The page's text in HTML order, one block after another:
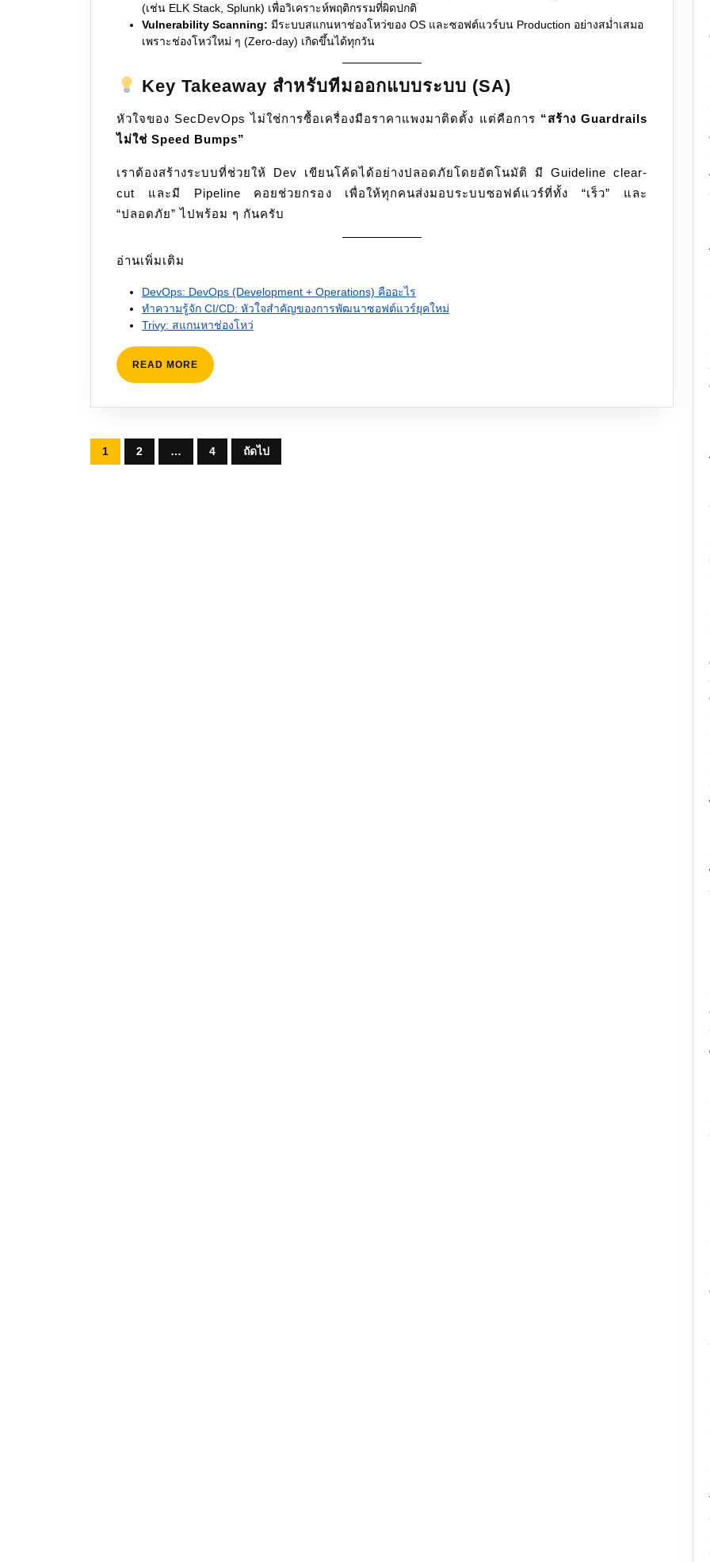
(เช่น ELK Stack, Splunk) เพื่อวิเคราะห์พฤติกรรมที่ผิดปกติ
Vulnerability Scanning: มีระบบสแกนหาช่องโหว่ของ OS และซอฟต์แวร์บน Production อย่างสม่ำเสมอ
เพราะช่องโหว่ใหม่ ๆ (Zero-day) เกิดขึ้นได้ทุกวัน
Key Takeaway สำหรับทีมออกแบบระบบ (SA)
หัวใจของ SecDevOps ไม่ใช่การซื้อเครื่องมือราคาแพงมาติดตั้ง แต่คือการ “สร้าง Guardrails
ไม่ใช่ Speed Bumps”
เราต้องสร้างระบบที่ช่วยให้ Dev เขียนโค้ดได้อย่างปลอดภัยโดยอัตโนมัติ มี Guideline clear-
cut และมี Pipeline คอยช่วยกรอง เพื่อให้ทุกคนส่งมอบระบบซอฟต์แวร์ที่ทั้ง “เร็ว” และ
“ปลอดภัย” ไปพร้อม ๆ กันครับ
อ่านเพิ่มเติม
DevOps: DevOps (Development + Operations) คืออะไร
ทำความรู้จัก CI/CD: หัวใจสำคัญของการพัฒนาซอฟต์แวร์ยุคใหม่
Trivy: สแกนหาช่องโหว่
READ MORE READ
MORE
Posts
1 2 … 4 ถัดไป